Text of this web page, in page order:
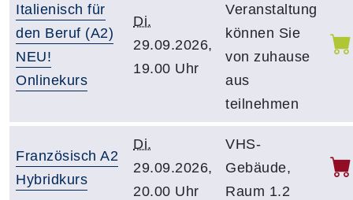
Italienisch für
den Beruf (A2)
NEU!
Onlinekurs
Di.
29.09.2026,
19.00 Uhr
Veranstaltung
können Sie
von zuhause
aus
teilnehmen
Französisch A2
Hybridkurs
Di.
29.09.2026,
20.00 Uhr
VHS-
Gebäude,
Raum 1.2